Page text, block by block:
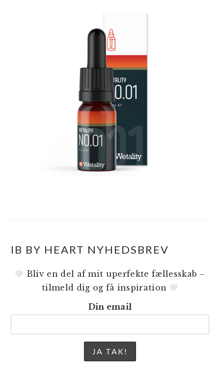
IB BY HEART NYHEDSBREV
Bliv en del af mit uperfekte fællesskab –
tilmeld dig og få inspiration
Din email